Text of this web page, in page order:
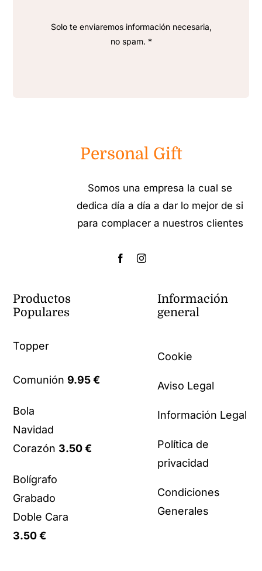
Solo te enviaremos información necesaria,
no spam. *
Personal Gift
Somos una empresa la cual se
dedica día a día a dar lo mejor de si
para complacer a nuestros clientes
Productos
Populares
Topper
Comunión 9.95€
Bola
Navidad
Corazón 3.50€
Bolígrafo
Grabado
Doble Cara
3.50€
Información
general
Cookie
Aviso Legal
Información Legal
Política de
privacidad
Condiciones
Generales